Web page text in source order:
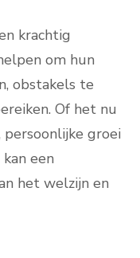
krachtig
om hun
obstakels te
Of het nu
groei
een
het welzijn en